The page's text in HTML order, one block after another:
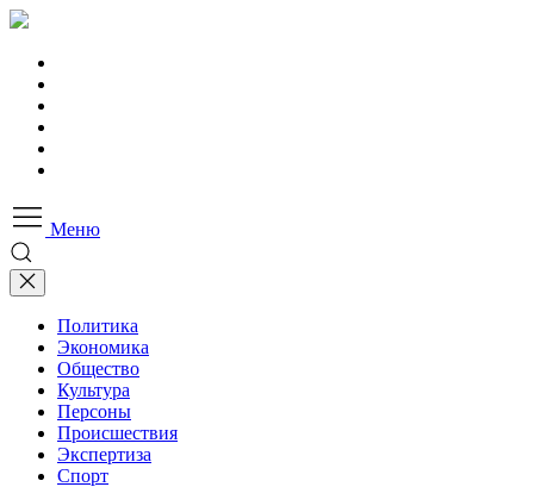
Меню
Политика
Экономика
Общество
Культура
Персоны
Происшествия
Экспертиза
Спорт